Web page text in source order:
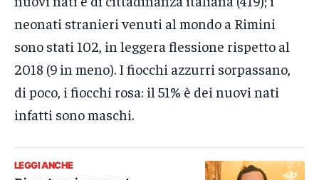
neonati stranieri venuti al mondo a Rimini
sono stati 102, in leggera flessione rispetto al
2018 (9 in meno). I fiocchi azzurri sorpassano,
di poco, i fiocchi rosa: il 51% è dei nuovi nati
infatti sono maschi.
LEGGI ANCHE